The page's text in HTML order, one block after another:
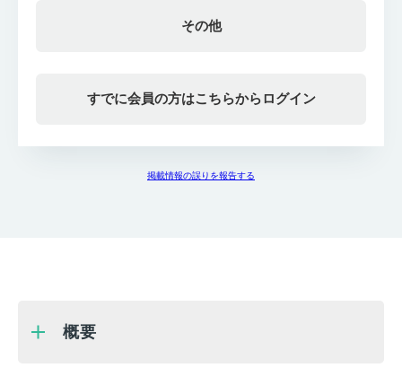
その他
すでに会員の方はこちらからログイン
掲載情報の誤りを報告する
概要